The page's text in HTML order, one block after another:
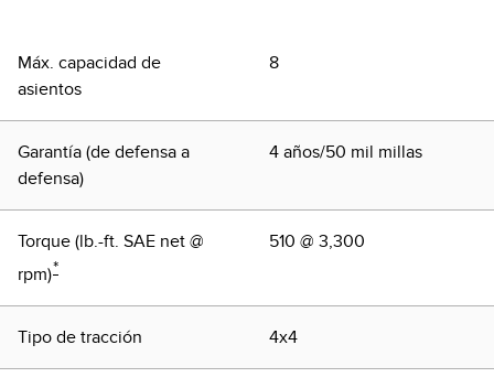
Máx. capacidad de
asientos
8
Garantía (de defensa a
defensa)
4 años/50 mil millas
Torque (lb.-ft. SAE net @
rpm)*
510 @ 3,300
Tipo de tracción 4x4